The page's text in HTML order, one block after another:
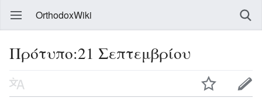
OrthodoxWiki
Πρότυπο:21 Σεπτεμβρίου